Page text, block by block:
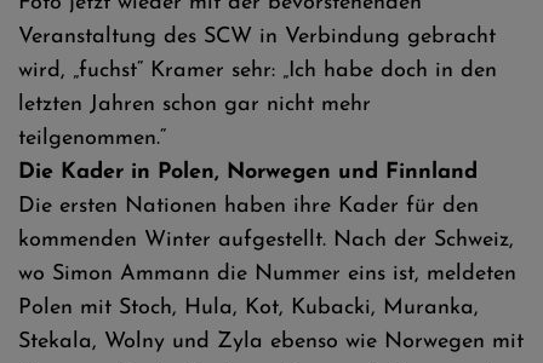
Veranstaltung des SCW in Verbindung gebracht
wird, „fuchst“ Kramer sehr: „Ich habe doch in den
letzten Jahren schon gar nicht mehr
teilgenommen.“
Die Kader in Polen, Norwegen und Finnland
Die ersten Nationen haben ihre Kader für den
kommenden Winter aufgestellt. Nach der Schweiz,
wo Simon Ammann die Nummer eins ist, meldeten
Polen mit Stoch, Hula, Kot, Kubacki, Muranka,
Stekala, Wolny und Zyla ebenso wie Norwegen mit